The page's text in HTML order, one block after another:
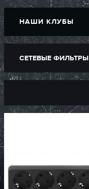
НАШИ КЛУБЫ
СЕТЕВЫЕ ФИЛЬТРЫ